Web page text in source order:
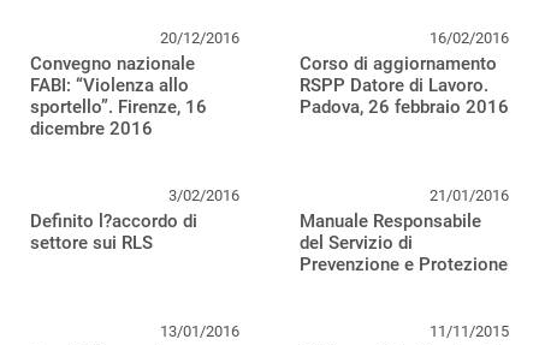
20/12/2016
Convegno nazionale
FABI: “Violenza allo
sportello”. Firenze, 16
dicembre 2016
16/02/2016
Corso di aggiornamento
RSPP Datore di Lavoro.
Padova, 26 febbraio 2016
3/02/2016
Definito l?accordo di
settore sui RLS
21/01/2016
Manuale Responsabile
del Servizio di
Prevenzione e Protezione
13/01/2016 11/11/2015